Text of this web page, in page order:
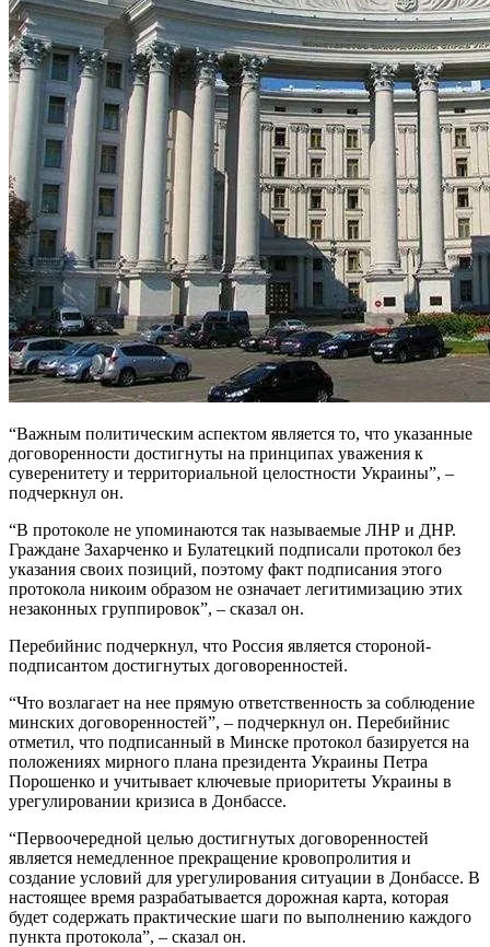
“Важным политическим аспектом является то, что указанные
договоренности достигнуты на принципах уважения к
суверенитету и территориальной целостности Украины”, –
подчеркнул он.
“В протоколе не упоминаются так называемые ЛНР и ДНР.
Граждане Захарченко и Булатецкий подписали протокол без
указания своих позиций, поэтому факт подписания этого
протокола никоим образом не означает легитимизацию этих
незаконных группировок”, – сказал он.
Перебийнис подчеркнул, что Россия является стороной-
подписантом достигнутых договоренностей.
“Что возлагает на нее прямую ответственность за соблюдение
минских договоренностей”, – подчеркнул он. Перебийнис
отметил, что подписанный в Минске протокол базируется на
положениях мирного плана президента Украины Петра
Порошенко и учитывает ключевые приоритеты Украины в
урегулировании кризиса в Донбассе.
“Первоочередной целью достигнутых договоренностей
является немедленное прекращение кровопролития и
создание условий для урегулирования ситуации в Донбассе. В
настоящее время разрабатывается дорожная карта, которая
будет содержать практические шаги по выполнению каждого
пункта протокола”, – сказал он.